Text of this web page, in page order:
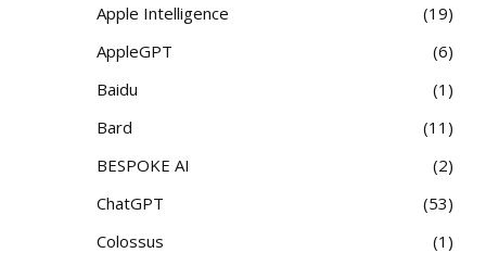
Apple Intelligence
19
AppleGPT
6
Baidu
1
Bard
11
BESPOKE AI
2
ChatGPT
53
Colossus
1